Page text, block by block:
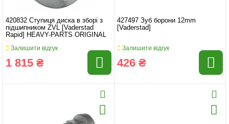
420832 Ступиця диска в зборі з
підшипником ZVL [Vaderstad
Rapid] HEAVY-PARTS ORIGINAL
Залишити відгук
1 815 ₴
427497 Зуб борони 12mm
[Vaderstad]
Залишити відгук
426 ₴